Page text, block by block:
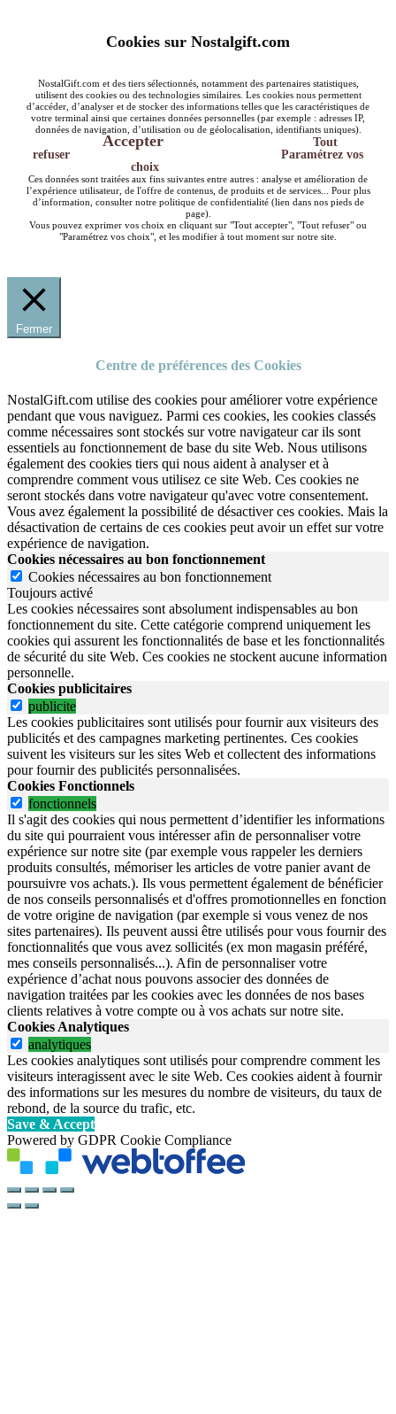
Cookies sur Nostalgift.com
NostalGift.com et des tiers sélectionnés, notamment des partenaires statistiques,
utilisent des cookies ou des technologies similaires. Les cookies nous permettent
d’accéder, d’analyser et de stocker des informations telles que les caractéristiques de
votre terminal ainsi que certaines données personnelles (par exemple : adresses IP,
données de navigation, d’utilisation ou de géolocalisation, identifiants uniques).
Accepter
Tout
refuser
Paramétrez vos
choix
Ces données sont traitées aux fins suivantes entre autres : analyse et amélioration de
l’expérience utilisateur, de l'offre de contenus, de produits et de services... Pour plus
d’information, consulter notre politique de confidentialité (lien dans nos pieds de
page).
Vous pouvez exprimer vos choix en cliquant sur "Tout accepter", "Tout refuser" ou
"Paramétrez vos choix", et les modifier à tout moment sur notre site.
Fermer
Centre de préférences des Cookies
NostalGift.com utilise des cookies pour améliorer votre expérience
pendant que vous naviguez. Parmi ces cookies, les cookies classés
comme nécessaires sont stockés sur votre navigateur car ils sont
essentiels au fonctionnement de base du site Web. Nous utilisons
également des cookies tiers qui nous aident à analyser et à
comprendre comment vous utilisez ce site Web. Ces cookies ne
seront stockés dans votre navigateur qu'avec votre consentement.
Vous avez également la possibilité de désactiver ces cookies. Mais la
désactivation de certains de ces cookies peut avoir un effet sur votre
expérience de navigation.
Cookies nécessaires au bon fonctionnement
Cookies nécessaires au bon fonctionnement
Toujours activé
Les cookies nécessaires sont absolument indispensables au bon
fonctionnement du site. Cette catégorie comprend uniquement les
cookies qui assurent les fonctionnalités de base et les fonctionnalités
de sécurité du site Web. Ces cookies ne stockent aucune information
personnelle.
Cookies publicitaires
publicite
Les cookies publicitaires sont utilisés pour fournir aux visiteurs des
publicités et des campagnes marketing pertinentes. Ces cookies
suivent les visiteurs sur les sites Web et collectent des informations
pour fournir des publicités personnalisées.
Cookies Fonctionnels
fonctionnels
Il s'agit des cookies qui nous permettent d’identifier les informations
du site qui pourraient vous intéresser afin de personnaliser votre
expérience sur notre site (par exemple vous rappeler les derniers
produits consultés, mémoriser les articles de votre panier avant de
poursuivre vos achats.). Ils vous permettent également de bénéficier
de nos conseils personnalisés et d'offres promotionnelles en fonction
de votre origine de navigation (par exemple si vous venez de nos
sites partenaires). Ils peuvent aussi être utilisés pour vous fournir des
fonctionnalités que vous avez sollicités (ex mon magasin préféré,
mes conseils personnalisés...). Afin de personnaliser votre
expérience d’achat nous pouvons associer des données de
navigation traitées par les cookies avec les données de nos bases
clients relatives à votre compte ou à vos achats sur notre site.
Cookies Analytiques
analytiques
Les cookies analytiques sont utilisés pour comprendre comment les
visiteurs interagissent avec le site Web. Ces cookies aident à fournir
des informations sur les mesures du nombre de visiteurs, du taux de
rebond, de la source du trafic, etc.
Save & Accept
Powered by GDPR Cookie Compliance